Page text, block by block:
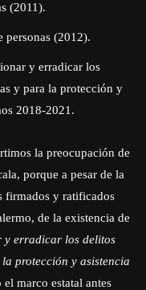
(2011).
personas (2012).
y erradicar los
y para la protección y
2018-2021.
la preocupación de
porque a pesar de la
firmados y ratificados
de la existencia de
y erradicar los delitos
protección y asistencia
el marco estatal antes